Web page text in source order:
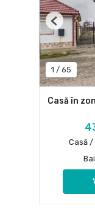
1 / 65
Previous
Casă în
Casă /